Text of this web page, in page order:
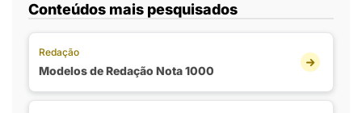
Conteúdos mais pesquisados
Redação
Modelos de Redação Nota 1000